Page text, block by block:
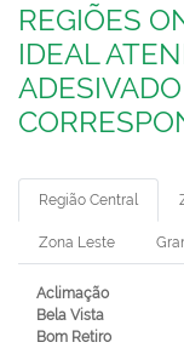
REGIÕES
IDEAL
Região Central
Zona Leste
Aclimação
Bela Vista
Bom Retiro